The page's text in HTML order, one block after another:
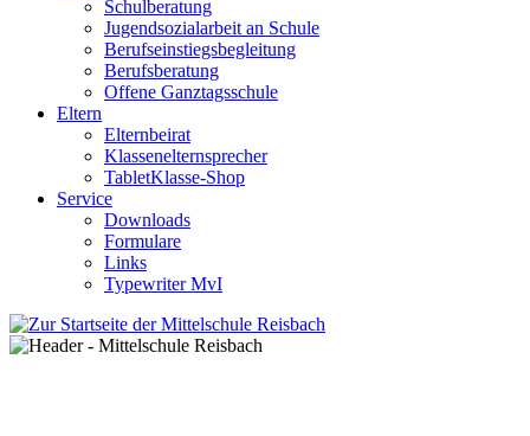
Schulberatung
Jugendsozialarbeit an Schule
Berufseinstiegsbegleitung
Berufsberatung
Offene Ganztagsschule
Eltern
Elternbeirat
Klassenelternsprecher
TabletKlasse-Shop
Service
Downloads
Formulare
Links
Typewriter MvI